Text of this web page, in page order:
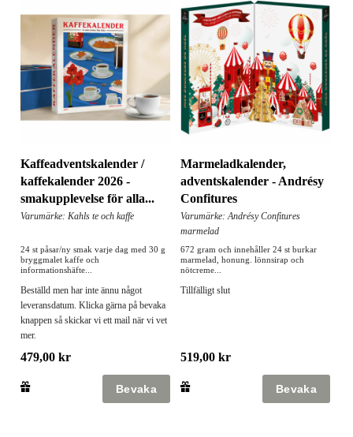
Kaffeadventskalender /
kaffekalender 2026 -
smakupplevelse för alla...
Varumärke: Kahls te och kaffe
24 st påsar/ny smak varje dag med 30 g
bryggmalet kaffe och
informationshäfte...
Beställd men har inte ännu något
leveransdatum. Klicka gärna på bevaka
knappen så skickar vi ett mail när vi vet
mer.
479,00 kr
Marmeladkalender,
adventskalender - Andrésy
Confitures
Varumärke: Andrésy Confitures
marmelad
672 gram och innehåller 24 st burkar
marmelad, honung. lönnsirap och
nötcreme...
Tillfälligt slut
519,00 kr